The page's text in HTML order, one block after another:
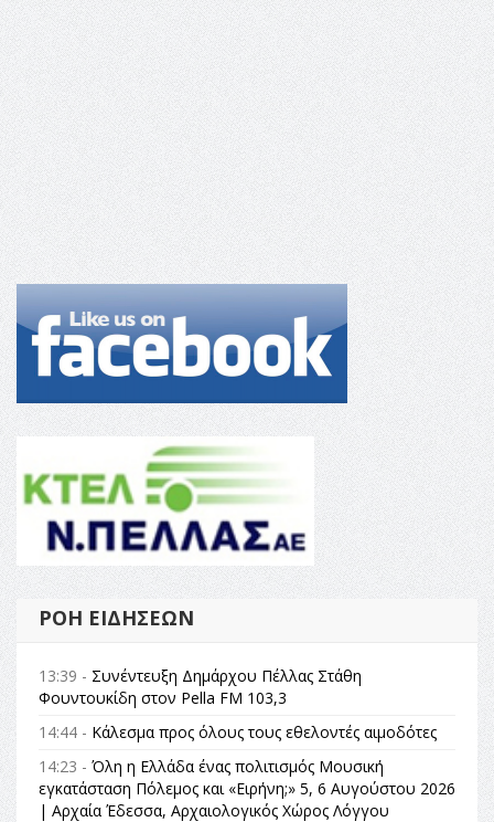
ΡΟΉ ΕΙΔΉΣΕΩΝ
13:39 - Συνέντευξη Δημάρχου Πέλλας Στάθη
Φουντουκίδη στον Pella FM 103,3
14:44 - Κάλεσμα προς όλους τους εθελοντές αιμοδότες
14:23 - Όλη η Ελλάδα ένας πολιτισμός Μουσική
εγκατάσταση Πόλεμος και «Ειρήνη;» 5, 6 Αυγούστου 2026
| Αρχαία Έδεσσα, Αρχαιολογικός Χώρος Λόγγου